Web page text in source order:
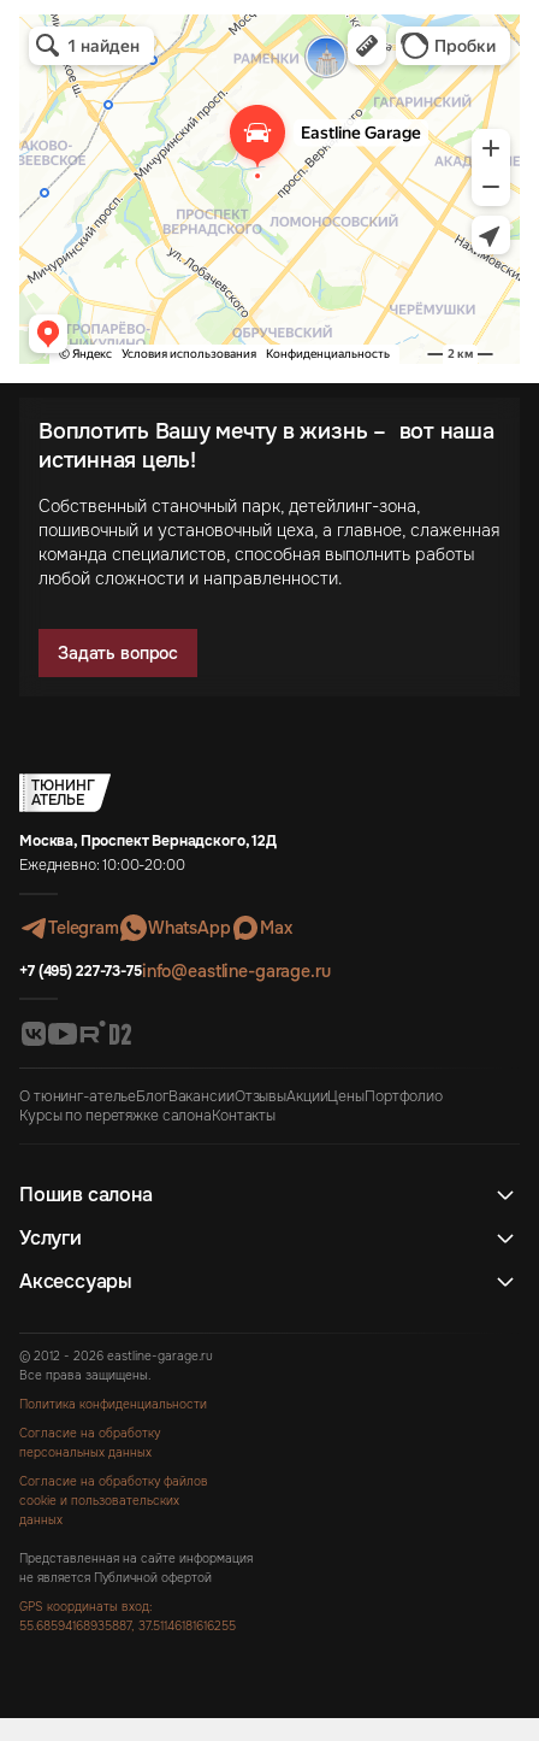
Воплотить Вашу мечту в жизнь – вот наша
истинная цель!
Собственный станочный парк, детейлинг-зона,
пошивочный и установочный цеха, а главное, слаженная
команда специалистов, способная выполнить работы
любой сложности и направленности.
Задать вопрос
ТЮНИНГ
АТЕЛЬЕ
Москва, Проспект Вернадского, 12Д
Ежедневно: 10:00-20:00
Telegram WhatsApp Max
+7 (495) 227-73-75info@eastline-garage.ru
О тюнинг-ательеБлогВакансииОтзывыАкцииЦеныПортфолио
Курсы по перетяжке салонаКонтакты
Пошив салона
Услуги
Аксессуары
© 2012 - 2026 eastline-garage.ru
Все права защищены.
Политика конфиденциальности
Согласие на обработку
персональных данных
Согласие на обработку файлов
cookie и пользовательских
данных
Представленная на сайте информация
не является Публичной офертой
GPS координаты вход:
55.68594168935887, 37.51146181616255